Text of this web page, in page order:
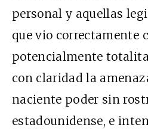
personal y aquellas
que vio correctamente
potencialmente
con claridad la
naciente poder sin
estadounidense, e